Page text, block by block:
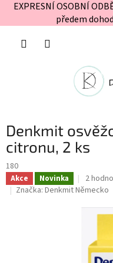
EXPRESNÍ OSOBNÍ
předem
Denkmit
citronu, 2 ks
180
Akce Novinka
je
5
2
Značka: Denkmit Německo